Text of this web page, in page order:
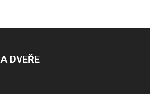
DVEŘE